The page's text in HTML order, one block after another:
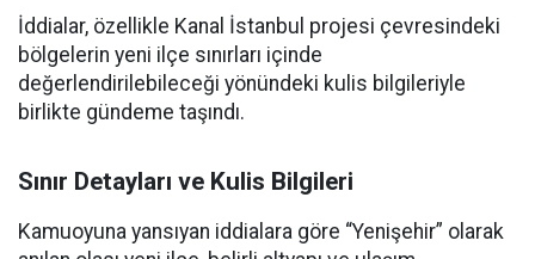
İddialar, özellikle Kanal İstanbul projesi çevresindeki
bölgelerin yeni ilçe sınırları içinde
değerlendirilebileceği yönündeki kulis bilgileriyle
birlikte gündeme taşındı.
Sınır Detayları ve Kulis Bilgileri
Kamuoyuna yansıyan iddialara göre “Yenişehir” olarak